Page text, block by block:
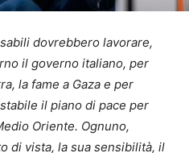
dovrebbero lavorare,
il governo italiano, per
la fame a Gaza e per
il piano di pace per
Oriente. Ognuno,
di vista, la sua sensibilità, il